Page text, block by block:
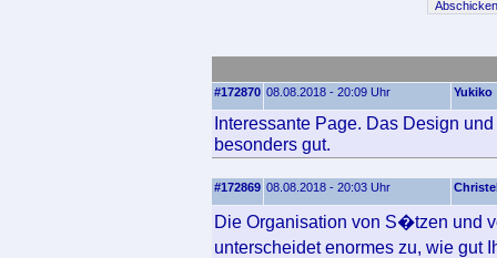
#172870 08.08.2018 - 20:09 Uhr Yukiko
Interessante Page. Das Design
besonders gut.
#172869 08.08.2018 - 20:03 Uhr
Die Organisation von S�tzen und
unterscheidet enormes zu, wie